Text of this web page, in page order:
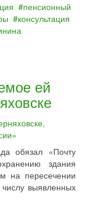
пенсионный
консультация
ей
обязал «Почту
здания
на пересечении
выявленных